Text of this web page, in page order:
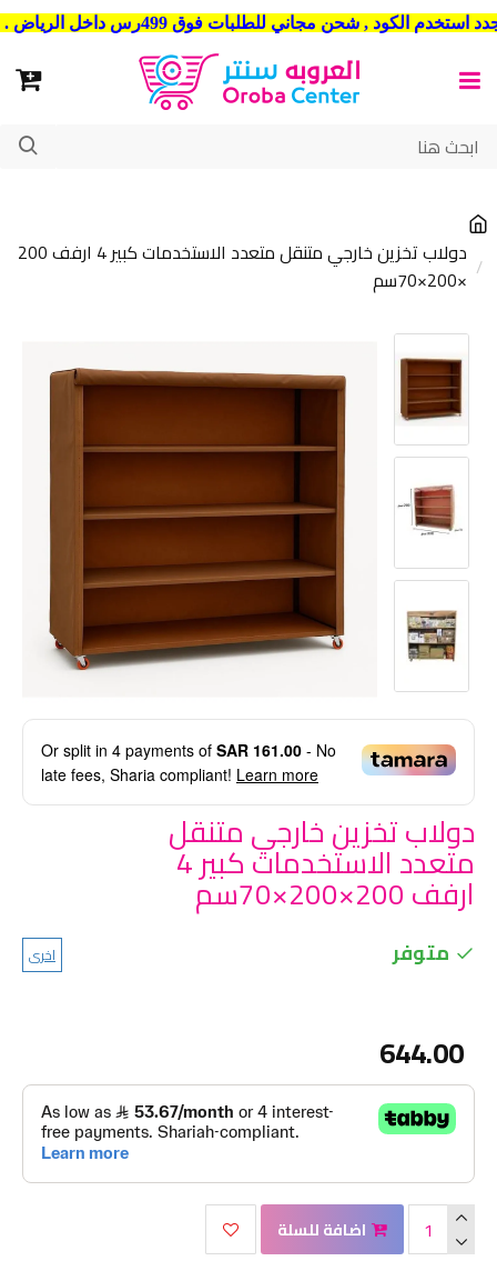
شحن مجاني للطلبات فوق 499رس داخل الرياض . وشحن الي جميع مدن المملكة العربية السعودية
دولاب تخزين خارجي متنقل متعدد الاستخدمات كبير 4 ارفف 200
×200×70سم
Or split in 4 payments of SAR 161.00 - No
late fees, Sharia compliant! Learn more
دولاب تخزين خارجي متنقل
متعدد الاستخدمات كبير 4
ارفف 200×200×70سم
متوفر اخرى
644.00
اضافة للسلة